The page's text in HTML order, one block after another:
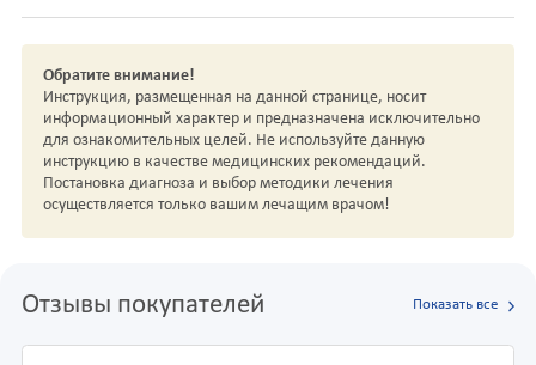
Обратите внимание!
Инструкция, размещенная на данной странице, носит
информационный характер и предназначена исключительно
для ознакомительных целей. Не используйте данную
инструкцию в качестве медицинских рекомендаций.
Постановка диагноза и выбор методики лечения
осуществляется только вашим лечащим врачом!
Отзывы покупателей Показать все